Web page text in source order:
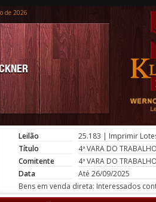
de 2026
Leilão 25.183 | Imprimir
Título
4ª VARA DO
Comitente
4ª VARA DO
Data
Até 26/09/2025
Bens em venda direta: Interessados